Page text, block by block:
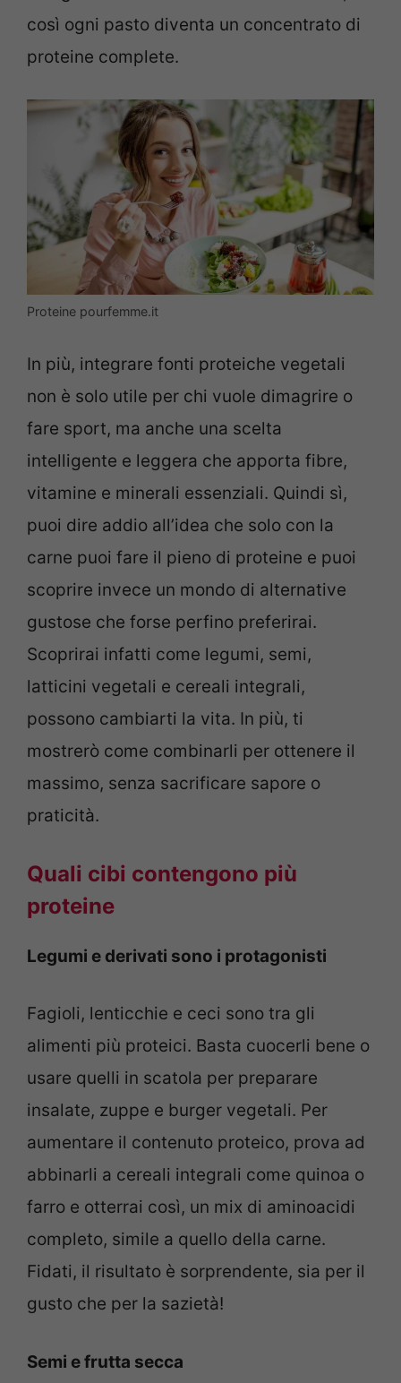
così ogni pasto diventa un concentrato di
proteine complete.
Proteine pourfemme.it
In più, integrare fonti proteiche vegetali
non è solo utile per chi vuole dimagrire o
fare sport, ma anche una scelta
intelligente e leggera che apporta fibre,
vitamine e minerali essenziali. Quindi sì,
puoi dire addio all’idea che solo con la
carne puoi fare il pieno di proteine e puoi
scoprire invece un mondo di alternative
gustose che forse perfino preferirai.
Scoprirai infatti come legumi, semi,
latticini vegetali e cereali integrali,
possono cambiarti la vita. In più, ti
mostrerò come combinarli per ottenere il
massimo, senza sacrificare sapore o
praticità.
Quali cibi contengono più
proteine
Legumi e derivati sono i protagonisti
Fagioli, lenticchie e ceci sono tra gli
alimenti più proteici. Basta cuocerli bene o
usare quelli in scatola per preparare
insalate, zuppe e burger vegetali. Per
aumentare il contenuto proteico, prova ad
abbinarli a cereali integrali come quinoa o
farro e otterrai così, un mix di aminoacidi
completo, simile a quello della carne.
Fidati, il risultato è sorprendente, sia per il
gusto che per la sazietà!
Semi e frutta secca